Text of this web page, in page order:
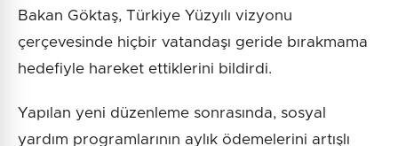
Bakan Göktaş, Türkiye Yüzyılı vizyonu
çerçevesinde hiçbir vatandaşı geride bırakmama
hedefiyle hareket ettiklerini bildirdi.
Yapılan yeni düzenleme sonrasında, sosyal
yardım programlarının aylık ödemelerini artışlı